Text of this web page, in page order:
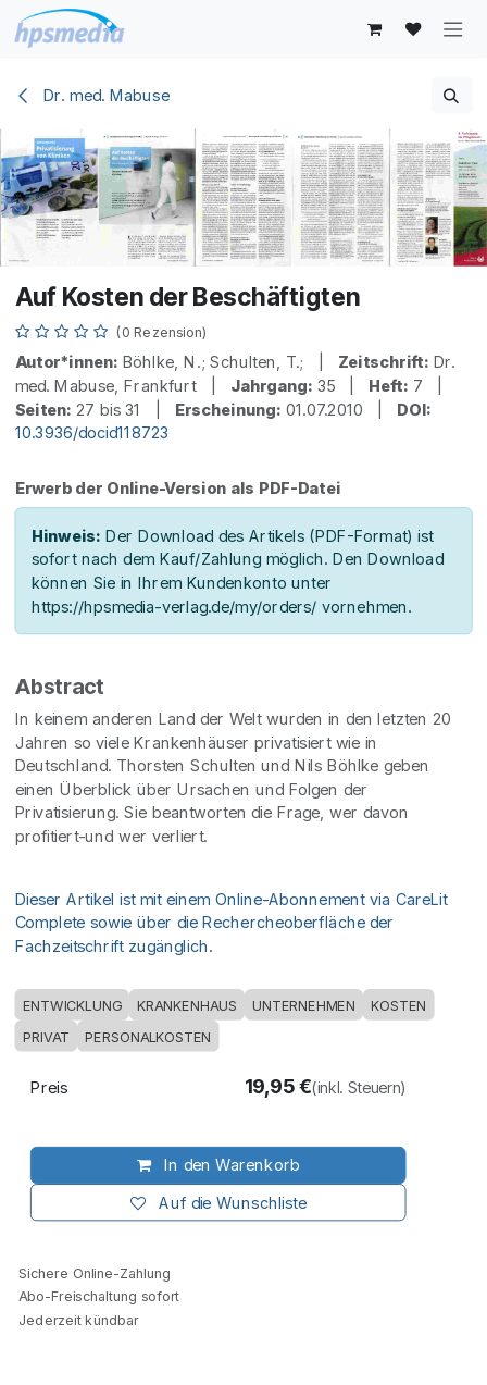
Zum Inhalt springen
Dr. med. Mabuse
Auf Kosten der Beschäftigten
(0 Rezension)
Autor*innen: Böhlke, N.; Schulten, T.; | Zeitschrift: Dr.
med. Mabuse, Frankfurt | Jahrgang: 35 | Heft: 7 |
Seiten: 27 bis 31 | Erscheinung: 01.07.2010 | DOI:
10.3936/docid118723
Erwerb der Online-Version als PDF-Datei
Hinweis: Der Download des Artikels (PDF-Format) ist
sofort nach dem Kauf/Zahlung möglich. Den Download
können Sie in Ihrem Kundenkonto unter
https://hpsmedia-verlag.de/my/orders/ vornehmen.
Abstract
In keinem anderen Land der Welt wurden in den letzten 20
Jahren so viele Krankenhäuser privatisiert wie in
Deutschland. Thorsten Schulten und Nils Böhlke geben
einen Überblick über Ursachen und Folgen der
Privatisierung. Sie beantworten die Frage, wer davon
profitiert-und wer verliert.
Dieser Artikel ist mit einem Online-Abonnement via CareLit
Complete sowie über die Rechercheoberfläche der
Fachzeitschrift zugänglich.
ENTWICKLUNG KRANKENHAUS UNTERNEHMEN
KOSTEN
PRIVAT
PERSONALKOSTEN
In den Warenkorb
Auf die Wunschliste
Preis 19,95€(inkl. Steuern)
Sichere Online-Zahlung
Abo-Freischaltung sofort
Jederzeit kündbar